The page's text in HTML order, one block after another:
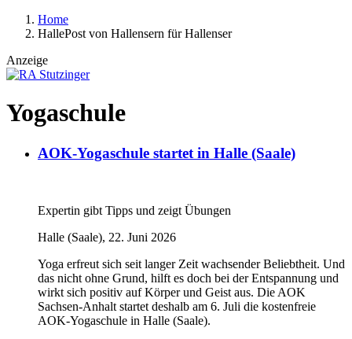
Home
HallePost von Hallensern für Hallenser
Anzeige
Yogaschule
AOK-Yogaschule startet in Halle (Saale)
Expertin gibt Tipps und zeigt Übungen
Halle (Saale), 22. Juni 2026
Yoga erfreut sich seit langer Zeit wachsender Beliebtheit. Und
das nicht ohne Grund, hilft es doch bei der Entspannung und
wirkt sich positiv auf Körper und Geist aus. Die AOK
Sachsen-Anhalt startet deshalb am 6. Juli die kostenfreie
AOK-Yogaschule in Halle (Saale).